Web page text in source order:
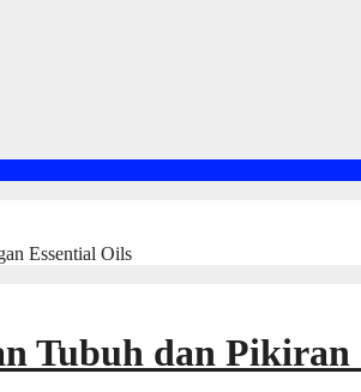
Essential Oils
Tubuh dan Pikiran